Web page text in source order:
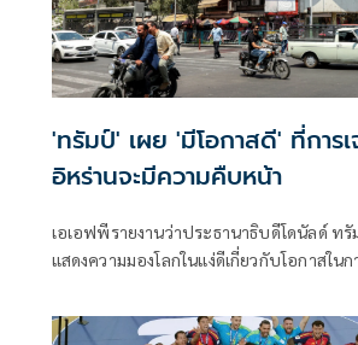
'ทรัมป์' เผย 'มีโอกาสดี' ที่การเ
อิหร่านจะมีความคืบหน้า
เอเอฟพีรายงานว่าประธานาธิบดีโดนัลด์ ท
แสดงความมองโลกในแง่ดีเกี่ยวกับโอกาสใน
ที่สามติดต่อกัน